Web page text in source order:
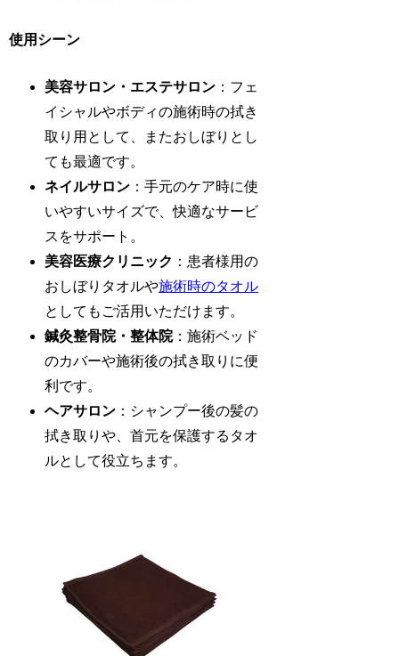
使用シーン
美容サロン・エステサロン ：フェ
イシャルやボディの施術時の拭き
取り用として、またおしぼりとし
ても最適です。
ネイルサロン ：手元のケア時に使
いやすいサイズで、快適なサービ
スをサポート。
美容医療クリニック ：患者様用の
おしぼりタオルや施術時のタオル
としてもご活用いただけます。
鍼灸整骨院・整体院：施術ベッド
のカバーや施術後の拭き取りに便
利です。
ヘアサロン ：シャンプー後の髪の
拭き取りや、首元を保護するタオ
ルとして役立ちます。